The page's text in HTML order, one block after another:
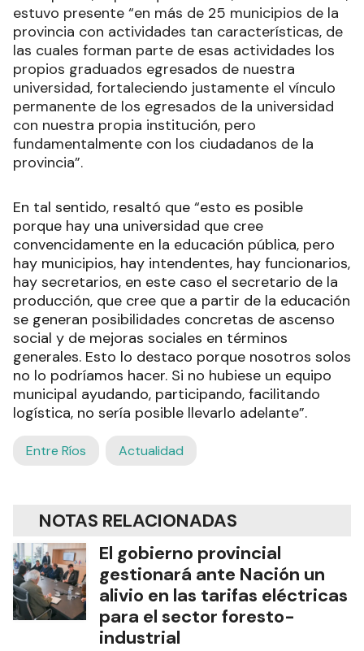
estuvo presente “en más de 25 municipios de la
provincia con actividades tan características, de
las cuales forman parte de esas actividades los
propios graduados egresados de nuestra
universidad, fortaleciendo justamente el vínculo
permanente de los egresados de la universidad
con nuestra propia institución, pero
fundamentalmente con los ciudadanos de la
provincia”.
En tal sentido, resaltó que “esto es posible
porque hay una universidad que cree
convencidamente en la educación pública, pero
hay municipios, hay intendentes, hay funcionarios,
hay secretarios, en este caso el secretario de la
producción, que cree que a partir de la educación
se generan posibilidades concretas de ascenso
social y de mejoras sociales en términos
generales. Esto lo destaco porque nosotros solos
no lo podríamos hacer. Si no hubiese un equipo
municipal ayudando, participando, facilitando
logística, no sería posible llevarlo adelante”.
Entre Ríos Actualidad
NOTAS RELACIONADAS
El gobierno provincial
gestionará ante Nación un
alivio en las tarifas eléctricas
para el sector foresto-
industrial